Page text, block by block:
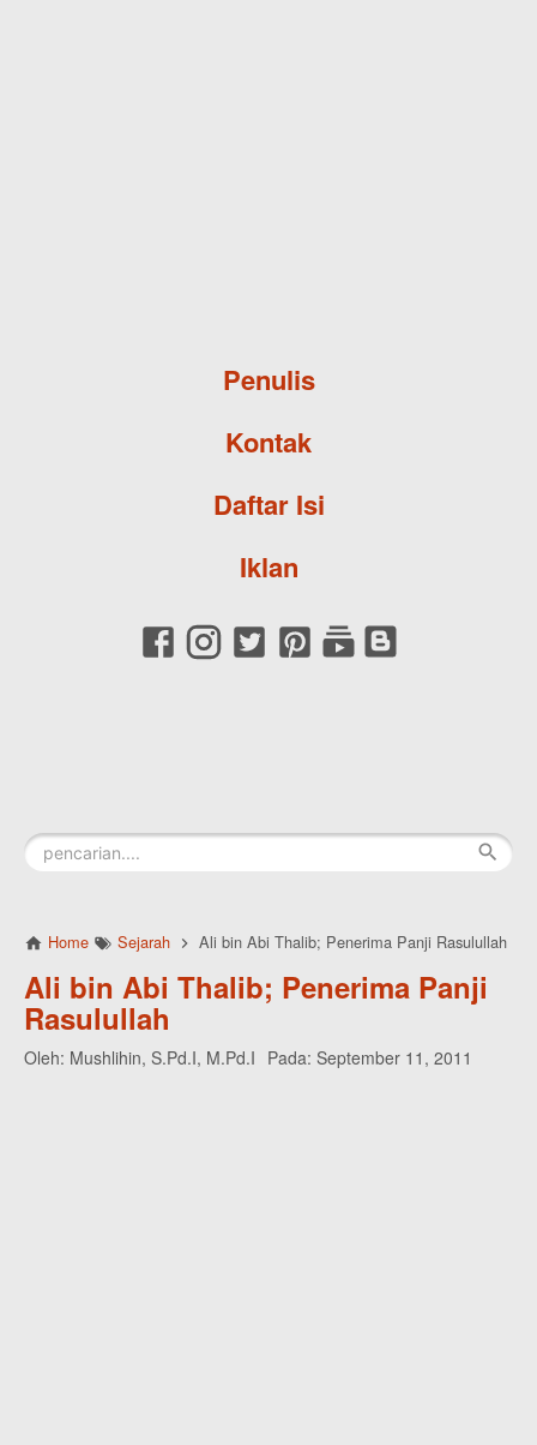
Penulis
Kontak
Daftar Isi
Iklan
Home Sejarah Ali bin Abi Thalib; Penerima Panji Rasulullah
Ali bin Abi Thalib; Penerima Panji
Rasulullah
Oleh: Mushlihin, S.Pd.I, M.Pd.I Pada: September 11, 2011